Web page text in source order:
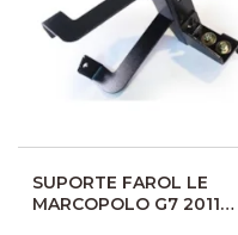
SUPORTE FAROL LE
MARCOPOLO G7 2011